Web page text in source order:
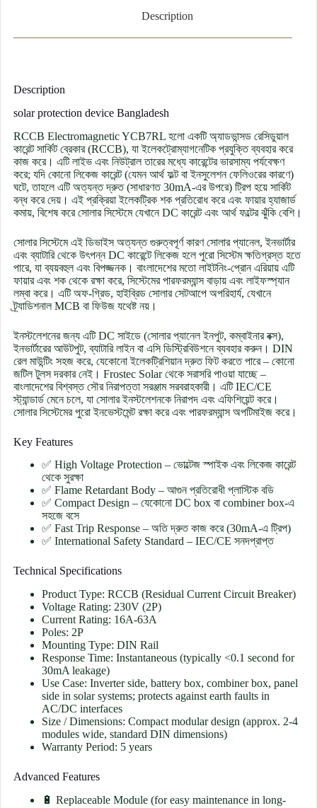
Description
Description
solar protection device Bangladesh
RCCB Electromagnetic YCB7RL হলো একটি অ্যাডভান্সড রেসিডুয়াল
কারেন্ট সার্কিট ব্রেকার (RCCB), যা ইলেকট্রোম্যাগনেটিক প্রযুক্তি ব্যবহার করে
কাজ করে। এটি লাইভ এবং নিউট্রাল তারের মধ্যে কারেন্টের ভারসাম্য পর্যবেক্ষণ
করে; যদি কোনো লিকেজ কারেন্ট (যেমন আর্থ ফল্ট বা ইনসুলেশন ফেলিওরের কারণে)
ঘটে, তাহলে এটি অত্যন্ত দ্রুত (সাধারণত 30mA-এর উপরে) ট্রিপ হয়ে সার্কিট
বন্ধ করে দেয়। এই প্রক্রিয়া ইলেকট্রিক শক প্রতিরোধ করে এবং ফায়ার হ্যাজার্ড
কমায়, বিশেষ করে সোলার সিস্টেমে যেখানে DC কারেন্ট এবং আর্থ ফল্টের ঝুঁকি বেশি।
সোলার সিস্টেমে এই ডিভাইস অত্যন্ত গুরুত্বপূর্ণ কারণ সোলার প্যানেল, ইনভার্টার
এবং ব্যাটারি থেকে উৎপন্ন DC কারেন্টে লিকেজ হলে পুরো সিস্টেম ক্ষতিগ্রস্ত হতে
পারে, যা ব্যয়বহুল এবং বিপজ্জনক। বাংলাদেশের মতো লাইটনিং-প্রোন এরিয়ায় এটি
ফায়ার এবং শক থেকে রক্ষা করে, সিস্টেমের পারফরম্যান্স বাড়ায় এবং লাইফস্প্যান
লম্বা করে। এটি অফ-গ্রিড, হাইব্রিড সোলার সেটআপে অপরিহার্য, যেখানে
ট্র্যাডিশনাল MCB বা ফিউজ যথেষ্ট নয়।
ইনস্টলেশনের জন্য এটি DC সাইডে (সোলার প্যানেল ইনপুট, কম্বাইনার বক্স),
ইনভার্টারের আউটপুট, ব্যাটারি লাইন বা এসি ডিস্ট্রিবিউশনে ব্যবহার করুন। DIN
রেল মাউন্টিং সহজ করে, যেকোনো ইলেকট্রিশিয়ান দ্রুত ফিট করতে পারে – কোনো
জটিল টুলস দরকার নেই। Frostec Solar থেকে সরাসরি পাওয়া যাচ্ছে –
বাংলাদেশের বিশ্বস্ত সৌর নিরাপত্তা সরঞ্জাম সরবরাহকারী। এটি IEC/CE
স্ট্যান্ডার্ড মেনে চলে, যা সোলার ইনস্টলেশনকে নিরাপদ এবং এফিশিয়েন্ট করে।
সোলার সিস্টেমের পুরো ইনভেস্টমেন্ট রক্ষা করে এবং পারফরম্যান্স অপটিমাইজ করে।
Key Features
✅ High Voltage Protection – ভোল্টেজ স্পাইক এবং লিকেজ কারেন্ট
থেকে সুরক্ষা
✅ Flame Retardant Body – আগুন প্রতিরোধী প্লাস্টিক বডি
✅ Compact Design – যেকোনো DC box বা combiner box-এ
সহজে বসে
✅ Fast Trip Response – অতি দ্রুত কাজ করে (30mA-এ ট্রিপ)
✅ International Safety Standard – IEC/CE সনদপ্রাপ্ত
Technical Specifications
Product Type: RCCB (Residual Current Circuit Breaker)
Voltage Rating: 230V (2P)
Current Rating: 16A-63A
Poles: 2P
Mounting Type: DIN Rail
Response Time: Instantaneous (typically <0.1 second for
30mA leakage)
Use Case: Inverter side, battery box, combiner box, panel
side in solar systems; protects against earth faults in
AC/DC interfaces
Size / Dimensions: Compact modular design (approx. 2-4
modules wide, standard DIN dimensions)
Warranty Period: 5 years
Advanced Features
🔋 Replaceable Module (for easy maintenance in long-